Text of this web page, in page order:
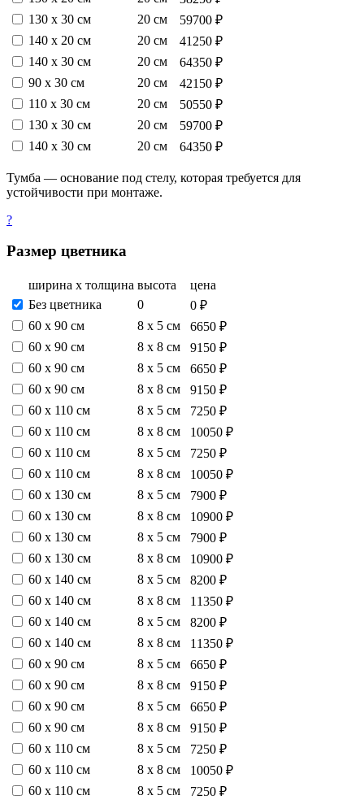
130 х 30 см
20 см
59700 ₽
140 х 20 см
20 см
41250 ₽
140 х 30 см
20 см
64350 ₽
90 х 30 см
20 см
42150 ₽
110 х 30 см
20 см
50550 ₽
130 х 30 см
20 см
59700 ₽
140 х 30 см
20 см 64350 ₽
Тумба — основание под стелу, которая требуется для
устойчивости при монтаже.
?
Размер цветника
ширина х толщина высота
цена
Без цветника
0
0 ₽
60 х 90 см
8 х 5 см
6650 ₽
60 х 90 см
8 х 8 см
9150 ₽
60 х 90 см
8 х 5 см
6650 ₽
60 х 90 см
8 х 8 см
9150 ₽
60 х 110 см
8 х 5 см
7250 ₽
60 х 110 см
8 х 8 см
10050 ₽
60 х 110 см
8 х 5 см
7250 ₽
60 х 110 см
8 х 8 см
10050 ₽
60 х 130 см
8 х 5 см
7900 ₽
60 х 130 см
8 х 8 см
10900 ₽
60 х 130 см
8 х 5 см
7900 ₽
60 х 130 см
8 х 8 см
10900 ₽
60 х 140 см
8 х 5 см
8200 ₽
60 х 140 см
8 х 8 см
11350 ₽
60 х 140 см
8 х 5 см
8200 ₽
60 х 140 см
8 х 8 см
11350 ₽
60 х 90 см
8 х 5 см
6650 ₽
60 х 90 см
8 х 8 см
9150 ₽
60 х 90 см
8 х 5 см
6650 ₽
60 х 90 см
8 х 8 см
9150 ₽
60 х 110 см
8 х 5 см
7250 ₽
60 х 110 см
8 х 8 см
10050 ₽
60 х 110 см
8 х 5 см
7250 ₽